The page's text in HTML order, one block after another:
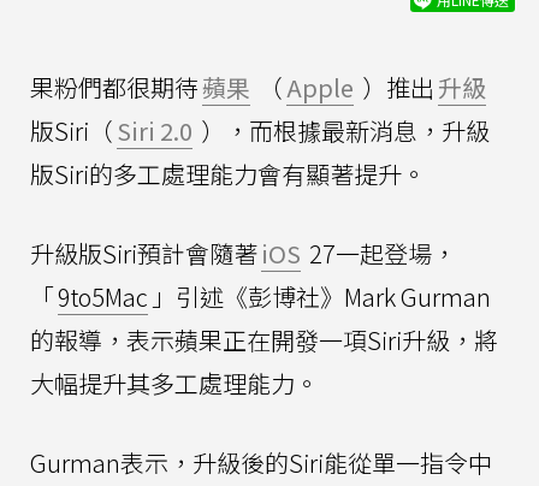
果粉們都很期待蘋果 （Apple ）推出 升級
版Siri（Siri 2.0 ），而根據最新消息，升級
版Siri的多工處理能力會有顯著提升。
升級版Siri預計會隨著iOS 27一起登場，
「9to5Mac 」引述《彭博社》Mark Gurman
的報導，表示蘋果正在開發一項Siri升級，將
大幅提升其多工處理能力。
Gurman表示，升級後的Siri能從單一指令中